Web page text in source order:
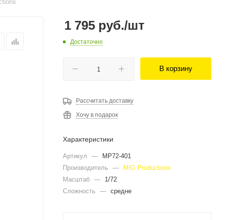
1 795 руб./шт
Достаточно
В корзину
Рассчитать доставку
Хочу в подарок
Характеристики
Артикул —
MP72-401
Производитель
—
MIG Productions
Масштаб —
1/72
Сложность
— средне